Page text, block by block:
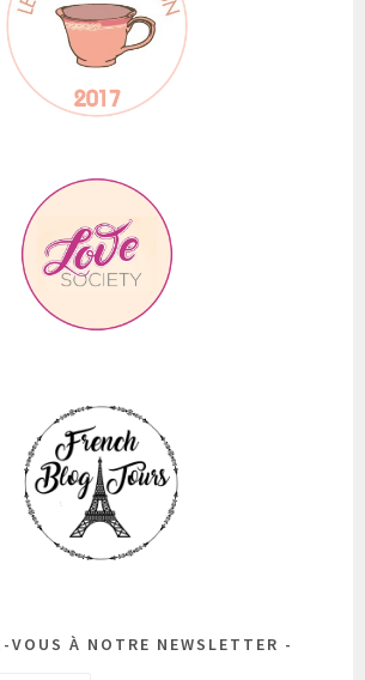
VOUS À NOTRE NEWSLETTER